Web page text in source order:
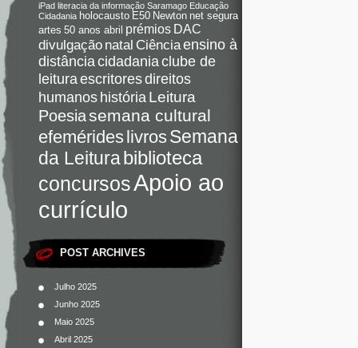
iPad literacia da informação Saramago Educação
Cidadania holocausto E50 Newton net segura
artes 50 anos abril prémios DAC
divulgação natal Ciênciaensino à
distânciacidadaniaclube de
leituraescritoresdireitos
humanoshistória Leitura
Poesiasemana cultural
efemérideslivrosSemana
da Leiturabiblioteca
concursosApoio ao
currículo
POST ARCHIVES
Julho 2025
Junho 2025
Maio 2025
Abril 2025